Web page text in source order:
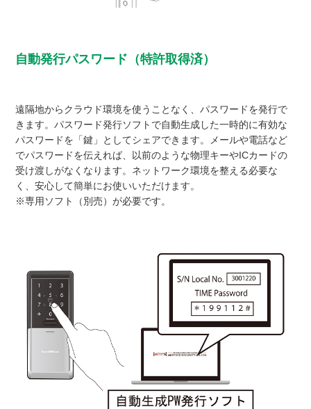
自動発行パスワード（特許取得済）
遠隔地からクラウド環境を使うことなく、パスワードを発行で
きます。パスワード発行ソフトで自動生成した一時的に有効な
パスワードを「鍵」としてシェアできます。メールや電話など
でパスワードを伝えれば、以前のような物理キーやICカードの
受け渡しがなくなります。ネットワーク環境を整える必要な
く、安心して簡単にお使いいただけます。
※専用ソフト（別売）が必要です。